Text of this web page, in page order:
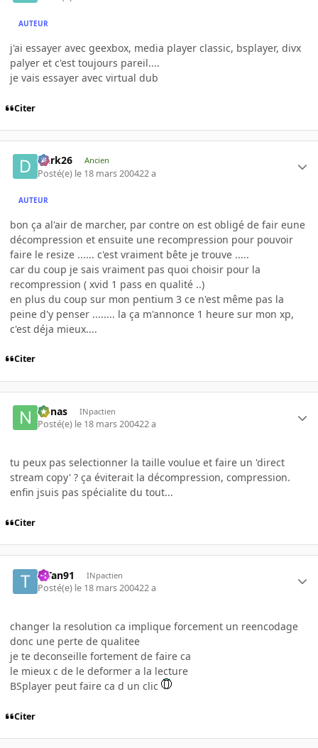
AUTEUR
j'ai essayer avec geexbox, media player classic, bsplayer, divx
palyer et c'est toujours pareil....
je vais essayer avec virtual dub
Citer
Dark26 Ancien
Posté(e) le 18 mars 200422 a
AUTEUR
bon ça al'air de marcher, par contre on est obligé de fair eune
décompression et ensuite une recompression pour pouvoir
faire le resize ...... c'est vraiment bête je trouve .....
car du coup je sais vraiment pas quoi choisir pour la
recompression ( xvid 1 pass en qualité ..)
en plus du coup sur mon pentium 3 ce n'est même pas la
peine d'y penser ........ la ça m'annonce 1 heure sur mon xp,
c'est déja mieux....
Citer
nonas INpactien
Posté(e) le 18 mars 200422 a
tu peux pas selectionner la taille voulue et faire un 'direct
stream copy' ? ça éviterait la décompression, compression.
enfin jsuis pas spécialite du tout...
Citer
TiTan91 INpactien
Posté(e) le 18 mars 200422 a
changer la resolution ca implique forcement un reencodage
donc une perte de qualitee
je te deconseille fortement de faire ca
le mieux c de le deformer a la lecture
BSplayer peut faire ca d un clic
Citer